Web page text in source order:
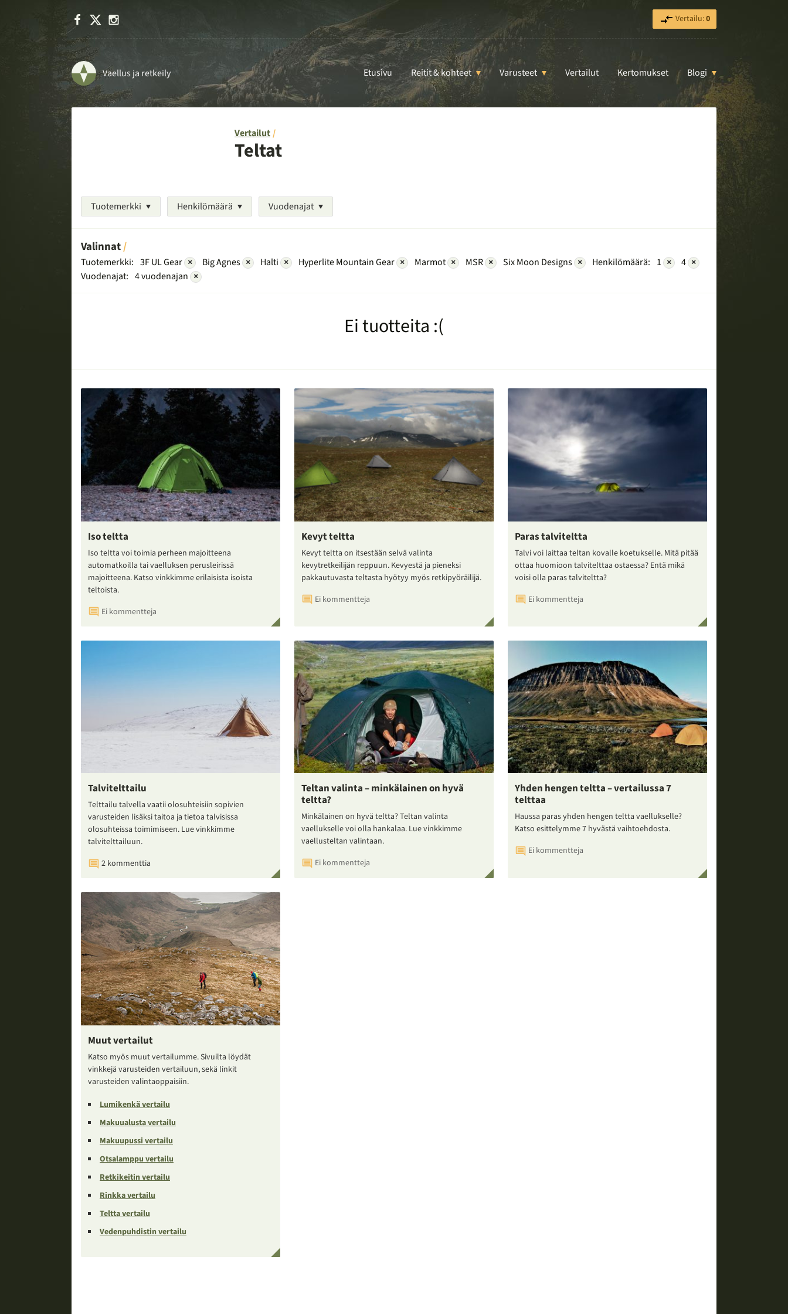
Facebook Vertailu:0
Vaellus ja retkeily Etusivu Reitit & kohteet Varusteet Vertailut Kertomukset Blogi
Vertailut
Teltat
Tuotemerkki Henkilömäärä Vuodenajat
Valinnat
Tuotemerkki: 3F UL Gear × Big Agnes × Halti × Hyperlite Mountain Gear × Marmot × MSR × Six Moon Designs × Henkilömäärä: 1 × 4 ×
Vuodenajat: 4 vuodenajan ×
Ei tuotteita :(
Iso teltta
Iso teltta voi toimia perheen majoitteena
automatkoilla tai vaelluksen perusleirissä
majoitteena. Katso vinkkimme erilaisista isoista
teltoista.
Ei kommentteja
Kevyt teltta
Kevyt teltta on itsestään selvä valinta
kevytretkeilijän reppuun. Kevyestä ja pieneksi
pakkautuvasta teltasta hyötyy myös retkipyöräilijä.
Ei kommentteja
Paras talviteltta
Talvi voi laittaa teltan kovalle koetukselle. Mitä pitää
ottaa huomioon talvitelttaa ostaessa? Entä mikä
voisi olla paras talviteltta?
Ei kommentteja
Talvitelttailu
Telttailu talvella vaatii olosuhteisiin sopivien
varusteiden lisäksi taitoa ja tietoa talvisissa
olosuhteissa toimimiseen. Lue vinkkimme
talvitelttailuun.
2 kommenttia
Teltan valinta – minkälainen on hyvä
teltta?
Minkälainen on hyvä teltta? Teltan valinta
vaellukselle voi olla hankalaa. Lue vinkkimme
vaellusteltan valintaan.
Ei kommentteja
Yhden hengen teltta – vertailussa 7
telttaa
Haussa paras yhden hengen teltta vaellukselle?
Katso esittelymme 7 hyvästä vaihtoehdosta.
Ei kommentteja
Muut vertailut
Katso myös muut vertailumme. Sivuilta löydät
vinkkejä varusteiden vertailuun, sekä linkit
varusteiden valintaoppaisiin.
Lumikenkä vertailu
Makuualusta vertailu
Makuupussi vertailu
Otsalamppu vertailu
Retkikeitin vertailu
Rinkka vertailu
Teltta vertailu
Vedenpuhdistin vertailu